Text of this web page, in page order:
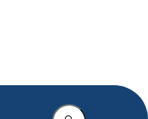
Vul in wat u